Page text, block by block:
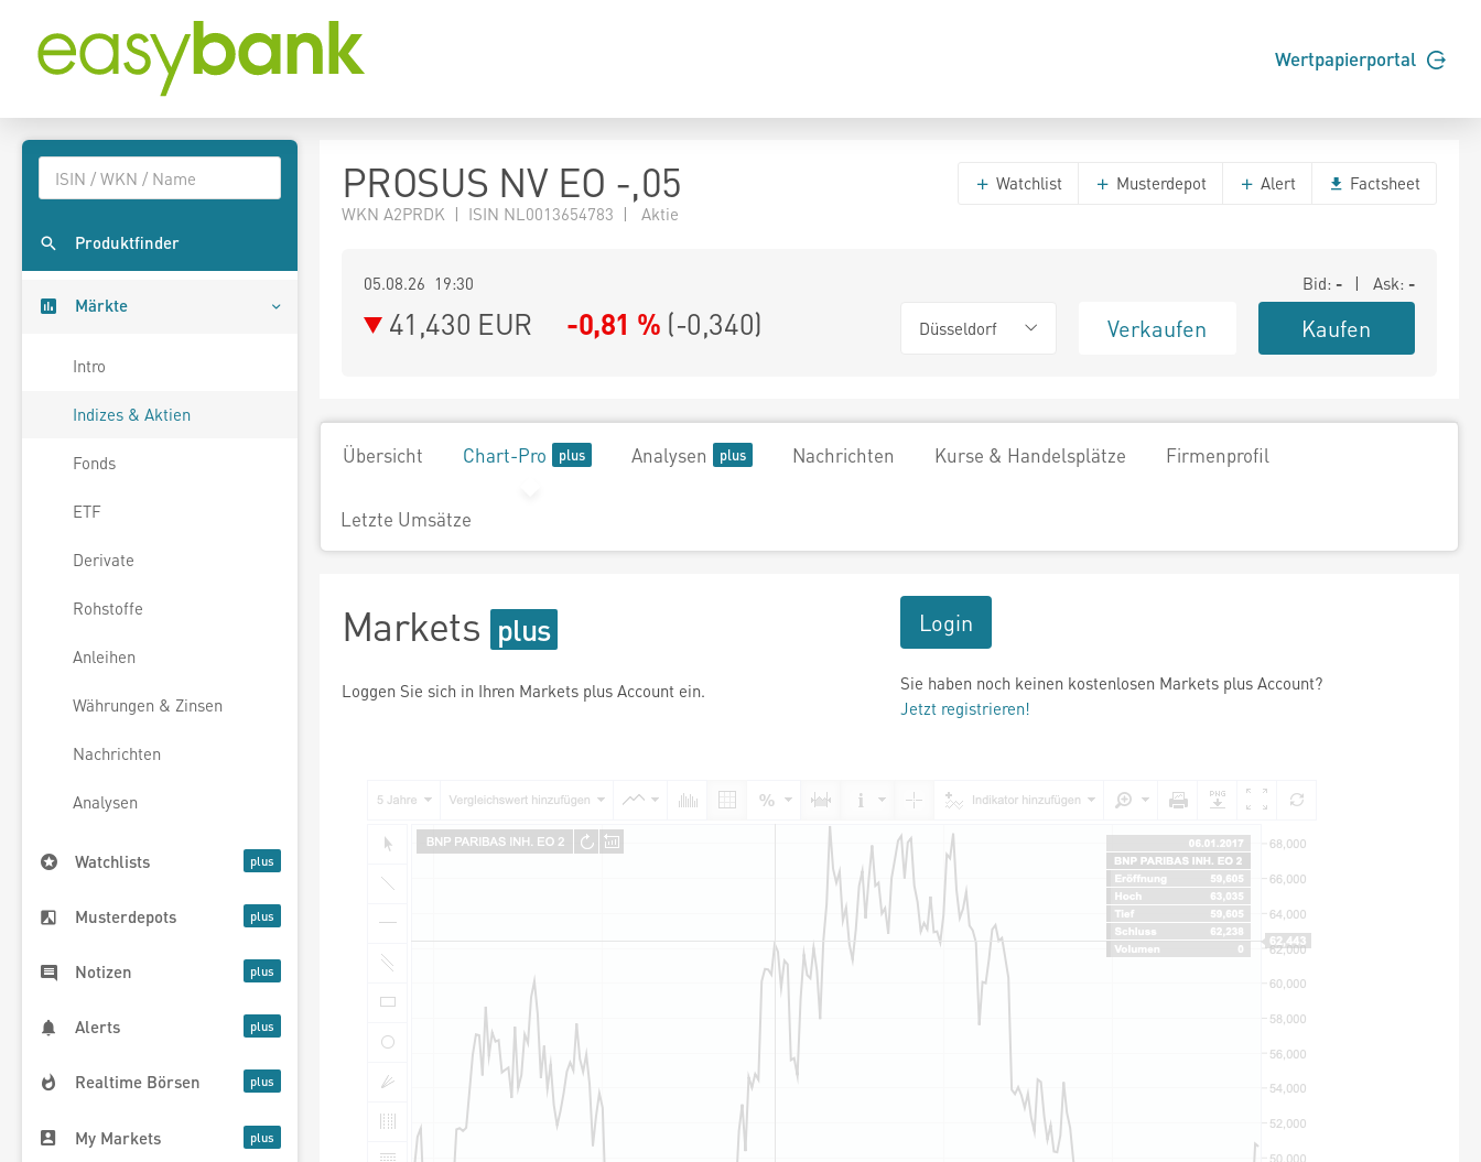
Wertpapierportal
Produktfinder
Märkte
Intro
Indizes & Aktien
Fonds
ETF
Derivate
Rohstoffe
Anleihen
Währungen & Zinsen
Nachrichten
Analysen
Watchlists
Musterdepots
Notizen
Alerts
Realtime Börsen
My Markets
PROSUS NV EO -,05
WKN A2PRDK | ISIN NL0013654783 | Aktie
Watchlist Musterdepot Alert Factsheet
05.08.26 19:30 Bid: - | Ask: -
41,430 EUR -0,81 % (-0,340) Düsseldorf Verkaufen Kaufen
Übersicht Chart-Pro Analysen Nachrichten Kurse & Handelsplätze Firmenprofil
Letzte Umsätze
Markets
Loggen Sie sich in Ihren Markets plus Account ein.
Login
Sie haben noch keinen kostenlosen Markets plus Account?
Jetzt registrieren!